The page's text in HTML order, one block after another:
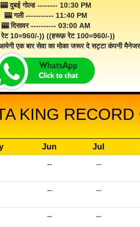
🎰 दुबई गोल्ड -------- 10:30 PM
🎰 गली ----------- 11:40 PM
🎰 दिसावर ---------- 03:00 AM
रेट 10=960/-)) ((हरूफ़ रेट 100=960/-))
एक बार सेवा का मोका जरूर दे सट्टा कंपनी मैनेजर
KING
Jun Jul
-- --
-- --
-- --